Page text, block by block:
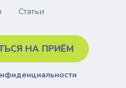
НА ПРИЁМ
Статьи